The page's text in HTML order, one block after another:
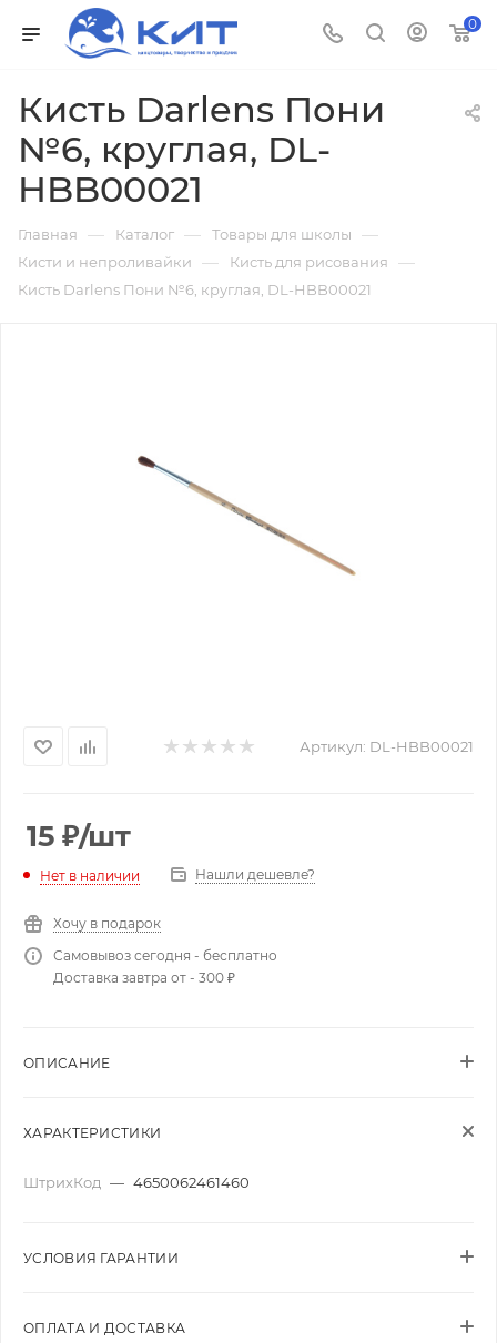
0
Кисть Darlens Пони
№6, круглая, DL-
HBB00021
Главная — Каталог — Товары для школы —
Кисти и непроливайки — Кисть для рисования —
Кисть Darlens Пони №6, круглая, DL-HBB00021
Артикул: DL-HBB00021
15 ₽/шт
Нет в наличии Нашли дешевле?
Хочу в подарок
Самовывоз сегодня - бесплатно
Доставка завтра от - 300 ₽
ОПИСАНИЕ
ХАРАКТЕРИСТИКИ
ШтрихКод — 4650062461460
УСЛОВИЯ ГАРАНТИИ
ОПЛАТА И ДОСТАВКА